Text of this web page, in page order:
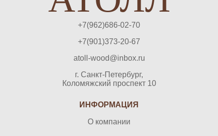
+7(962)686-02-70
+7(901)373-20-67
atoll-wood@inbox.ru
г. Санкт-Петербург,
Коломяжский проспект 10
ИНФОРМАЦИЯ
О компании